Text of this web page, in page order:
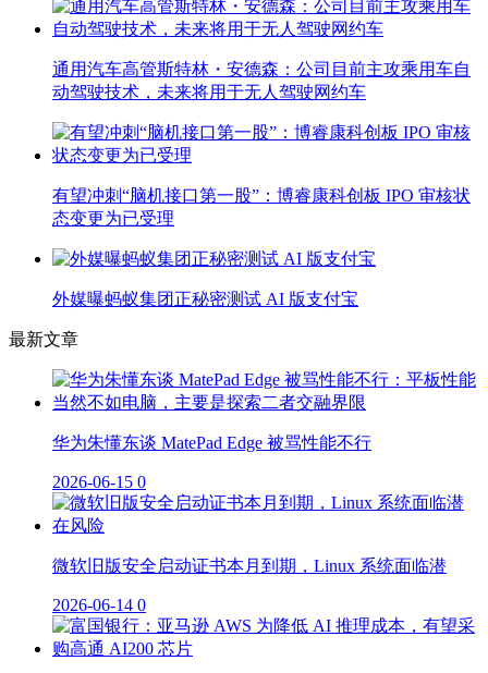
通用汽车高管斯特林・安德森：公司目前主攻乘用车自
动驾驶技术，未来将用于无人驾驶网约车
有望冲刺“脑机接口第一股”：博睿康科创板 IPO 审核状
态变更为已受理
外媒曝蚂蚁集团正秘密测试 AI 版支付宝
最新文章
华为朱懂东谈 MatePad Edge 被骂性能不行
2026-06-15 0
微软旧版安全启动证书本月到期，Linux 系统面临潜
2026-06-14 0